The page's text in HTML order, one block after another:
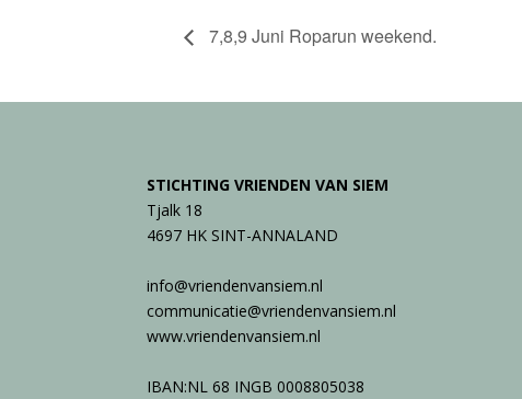
7,8,9 Juni Roparun weekend.
STICHTING VRIENDEN VAN SIEM
Tjalk 18
4697 HK SINT-ANNALAND
info@vriendenvansiem.nl
communicatie@vriendenvansiem.nl
www.vriendenvansiem.nl
IBAN:NL 68 INGB 0008805038